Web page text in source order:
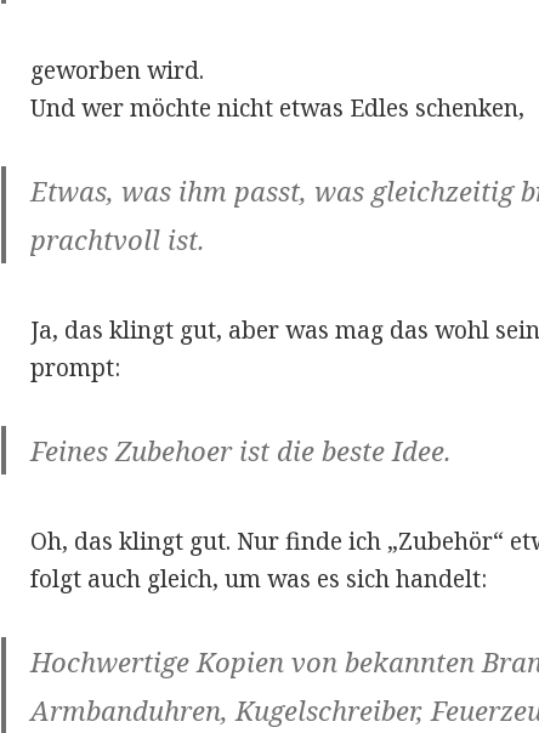
geworben wird.
Und wer möchte nicht etwas Edles schenken,
Etwas, was ihm passt, was gleichzeitig
prachtvoll ist.
Ja, das klingt gut, aber was mag das wohl
prompt:
Feines Zubehoer ist die beste Idee.
Oh, das klingt gut. Nur finde ich „Zubehör“
folgt auch gleich, um was es sich handelt:
Hochwertige Kopien von bekannten
Armbanduhren, Kugelschreiber,